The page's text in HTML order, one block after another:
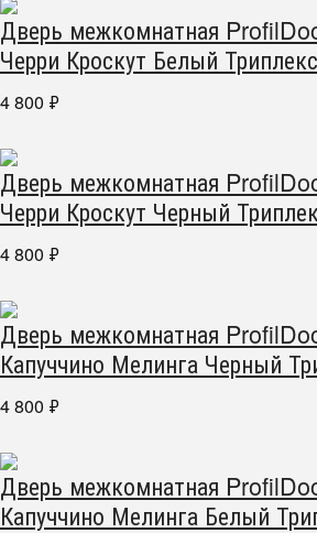
Дверь межкомнатная
Черри Кроскут Белый Триплекс
4 800 ₽
Дверь межкомнатная
Черри Кроскут Черный
4 800 ₽
Дверь межкомнатная
Капуччино Мелинга Черный
4 800 ₽
Дверь межкомнатная
Капуччино Мелинга Белый